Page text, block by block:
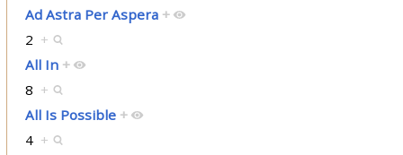
Ad Astra Per Aspera +
2 +
All In +
8 +
All Is Possible +
4 +